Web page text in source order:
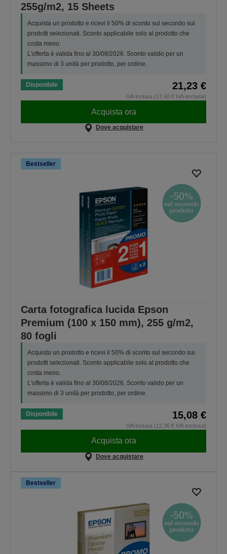
255g/m2, 15 Sheets
Acquista un prodotto e ricevi il 50% di sconto sul secondo sui
prodotti selezionati. Sconto applicabile solo al prodotto che
costa meno.
L'offerta è valida fino al 30/08/2026. Sconto valido per un
massimo di 3 unità per prodotto, per ordine.
Disponibile 21,23 €
IVA inclusa (17,40 € IVA esclusa)
Acquista ora
Dove acquistare
Bestseller
Carta fotografica lucida Epson
Premium (100 x 150 mm), 255 g/m2,
80 fogli
Acquista un prodotto e ricevi il 50% di sconto sul secondo sui
prodotti selezionati. Sconto applicabile solo al prodotto che
costa meno.
L'offerta è valida fino al 30/08/2026. Sconto valido per un
massimo di 3 unità per prodotto, per ordine.
Disponibile 15,08 €
IVA inclusa (12,36 € IVA esclusa)
Acquista ora
Dove acquistare
Bestseller